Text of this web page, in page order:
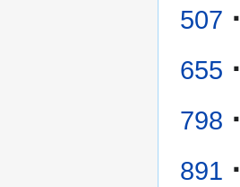
507 ·
655 ·
798 ·
891 ·